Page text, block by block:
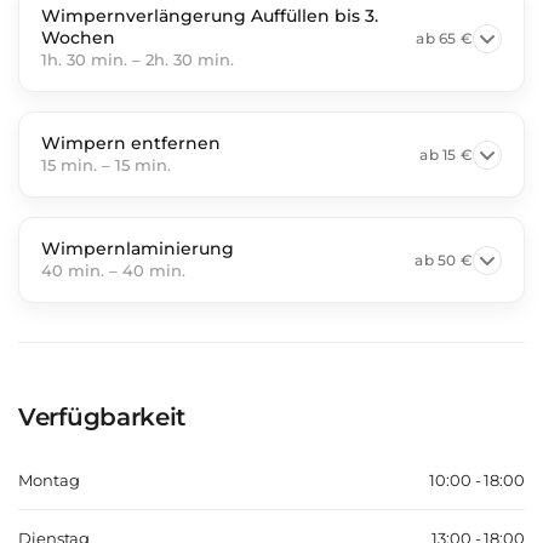
Wimpernverlängerung Auffüllen bis 3.
Wochen
1h. 30 min. – 2h. 30 min.
ab65 €
Wimpern entfernen
15 min. – 15 min.
ab15 €
Wimpernlaminierung
40 min. – 40 min.
ab50 €
Verfügbarkeit
Montag 10:00 - 18:00
Dienstag 13:00 - 18:00